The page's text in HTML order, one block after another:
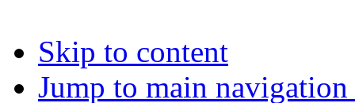
Skip to content
Jump to main